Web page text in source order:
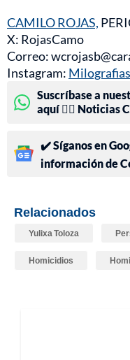
CAMILO ROJAS,
X: RojasCamo
Correo:
Instagram: Milografias
Suscríbase a
aquí 👉🏻 Noticias
✔️ Síganos en
información de
Relacionados
Yulixa Toloza
Homicidios